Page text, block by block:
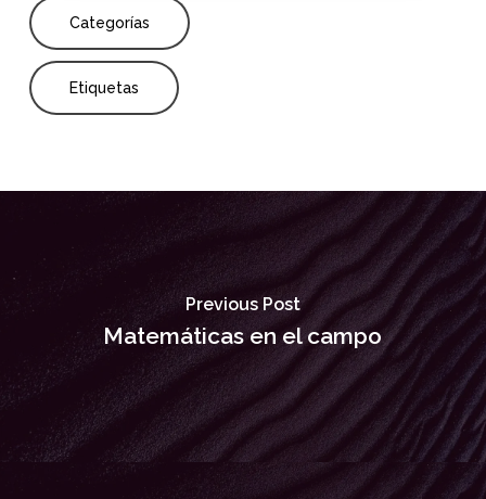
Categorías
Etiquetas
Previous Post
Matemáticas en el campo